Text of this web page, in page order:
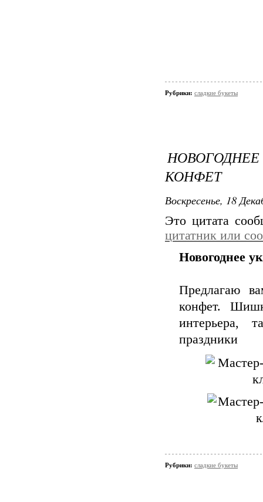
Рубрики: сладкие букеты
КОНФЕТ
Воскресенье, 18
Это цитата
цитатник или
Новогоднее
Предлагаю
конфет.
интерьера,
праздники
Рубрики: сладкие букеты